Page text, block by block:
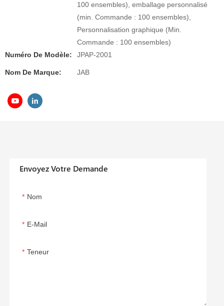
100 ensembles), emballage personnalisé
(min. Commande : 100 ensembles),
Personnalisation graphique (Min.
Commande : 100 ensembles)
Numéro De Modèle:
JPAP-2001
Nom De Marque: JAB
Envoyez Votre Demande
Nom
E-Mail
Teneur